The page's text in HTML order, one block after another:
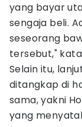
yang bayar
sengaja beli.
seseorang
tersebut,"
Selain itu,
ditangkap di
sama, yakni
yang